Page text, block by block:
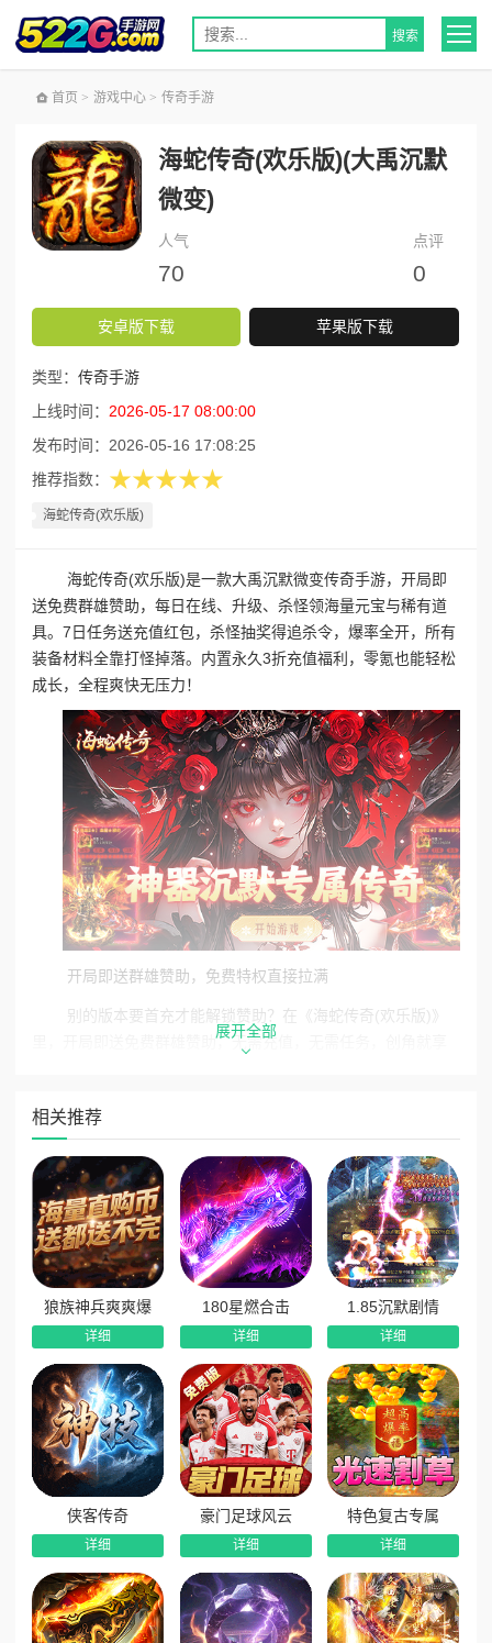
首页 > 游戏中心 > 传奇手游
海蛇传奇(欢乐版)(大禹沉默
微变)
人气
70
点评
0
安卓版下载 苹果版下载
类型： 传奇手游
上线时间： 2026-05-17 08:00:00
发布时间： 2026-05-16 17:08:25
推荐指数： ★★★★★
海蛇传奇(欢乐版)
海蛇传奇(欢乐版)是一款大禹沉默微变传奇手游，开局即
送免费群雄赞助，每日在线、升级、杀怪领海量元宝与稀有道
具。7日任务送充值红包，杀怪抽奖得追杀令，爆率全开，所有
装备材料全靠打怪掉落。内置永久3折充值福利，零氪也能轻松
成长，全程爽快无压力！
开局即送群雄赞助，免费特权直接拉满
别的版本要首充才能解锁赞助？在《海蛇传奇(欢乐版)》
里，‌开局即送免费群雄赞助‌，无需充值，无需任务，创角就享
这款游戏的福利体系堪称“‌多维轰炸‌”，让你每天都有动力
上线：
在线奖励‌：每日在线即可领取‌元宝、灵符、紫水晶、金矿
石‌，资源不断，成长无忧。
等级奖励‌：每升一级都有惊喜，达到指定等级即送‌沉默斗
笠、刀刀绿毒、海量元宝‌，战力稳步提升。
杀怪奖励‌：击杀怪物直接掉落‌元宝、宝石箱‌，边打怪边赚
钱，越打越富。
7日变强计划‌：完成7日成长任务，即可领取‌大量充值红
包‌，助力快速起飞。
杀怪抽奖‌：每击杀38只怪物即可参与一次免费抽奖，‌稀有
追杀令、真充卡、神装‌全靠打怪拿！
《海蛇传奇(欢乐版)》坚持“‌所有道具全靠打‌”的核心理念。
无论是顶级装备、稀有材料还是时装坐骑，‌全部通过打怪掉
展开全部
相关推荐
狼族神兵爽爽爆
详细
180星燃合击
详细
1.85沉默剧情
详细
侠客传奇
详细
豪门足球风云
详细
特色复古专属
详细